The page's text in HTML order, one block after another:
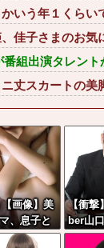
いう年１くらい
、佳子さまのお
番組出演タレン
ニ丈スカートの
【画像】美
、息子と
中の画像
【衝撃
ber山
ん、チ